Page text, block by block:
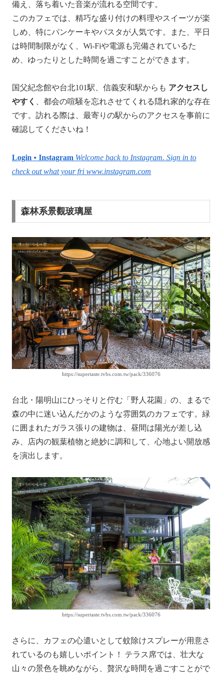
備え、落ち着いた音楽が流れる空間です。
このカフェでは、精巧な盛り付けの料理やスイーツが楽
しめ、特にパンケーキやパスタが人気です。​また、平日
は時間制限がなく、Wi-Fiや電源も完備されているた
め、ゆったりとした時間を過ごすことができます。 ​
国父紀念館や台北101駅、信義安和駅からも アクセスし
やすく 、都会の喧騒を忘れさせてくれる隠れ家的な存在
です。​訪れる際は、最寄りの駅からのアクセスを事前に
確認してくださいね！
Login • Instagram Welcome back to Instagram. Sign in to
check out what your fri www.instagram.com
森林系景觀玻璃屋
https://supertaste.tvbs.com.tw/pack/336076
台北・陽明山にひっそりと佇む「野人花園」の、まるで
森の中に迷い込んだかのような雰囲気のカフェです。緑
に囲まれたガラス張りの建物は、昼間は陽光が差し込
み、店内の観葉植物と絶妙に調和して、心地よい開放感
を演出します。
https://supertaste.tvbs.com.tw/pack/336076
さらに、カフェの心遣いとして蚊除けスプレーが用意さ
れているのも嬉しいポイント！ テラス席では、壮大な
山々の景色を眺めながら、贅沢な時間を過ごすことがで